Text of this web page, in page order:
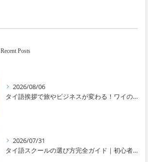
Recent Posts
2026/08/06
タイ語挨拶で旅やビジネスが変わる！ワイの正しいやり方と男女別語尾まで完全ガイド
2026/07/31
タイ語スクールの選び方完全ガイド｜初心者でも続く学習法とオンライン比較のポイント